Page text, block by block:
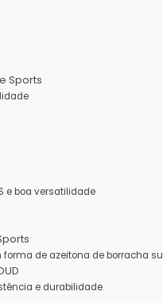
Sports
e boa versatilidade
de azeitona de borracha
e durabilidade